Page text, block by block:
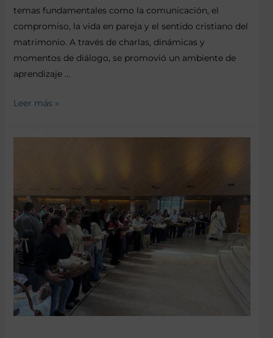
temas fundamentales como la comunicación, el
compromiso, la vida en pareja y el sentido cristiano del
matrimonio. A través de charlas, dinámicas y
momentos de diálogo, se promovió un ambiente de
aprendizaje …
Leer más »